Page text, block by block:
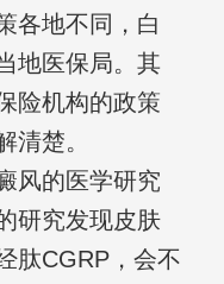
各地不同，白
地医保局。其
险机构的政策
清楚。
风的医学研究
研究发现皮肤
肽CGRP，会不